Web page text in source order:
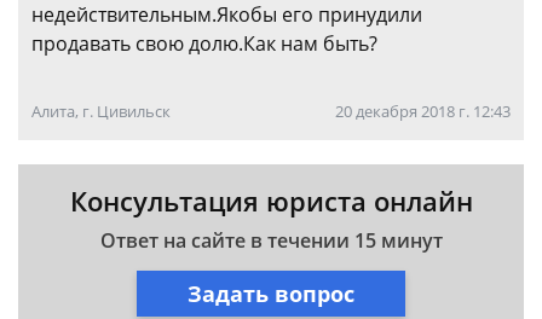
недействительным.Якобы его принудили
продавать свою долю.Как нам быть?
Алита, г. Цивильск 20 декабря 2018 г. 12:43
Консультация юриста онлайн
Ответ на сайте в течении 15 минут
Задать вопрос